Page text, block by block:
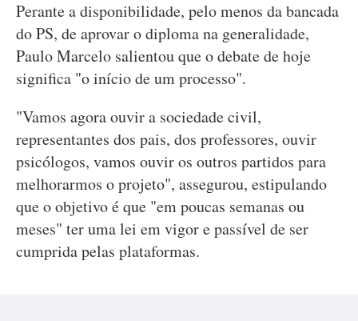
Perante a disponibilidade, pelo menos da bancada
do PS, de aprovar o diploma na generalidade,
Paulo Marcelo salientou que o debate de hoje
significa "o início de um processo".
"Vamos agora ouvir a sociedade civil,
representantes dos pais, dos professores, ouvir
psicólogos, vamos ouvir os outros partidos para
melhorarmos o projeto", assegurou, estipulando
que o objetivo é que "em poucas semanas ou
meses" ter uma lei em vigor e passível de ser
cumprida pelas plataformas.